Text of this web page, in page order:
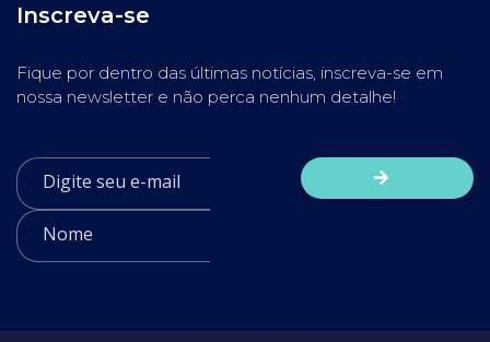
Inscreva-se
Fique por dentro das últimas notícias, inscreva-se em
nossa newsletter e não perca nenhum detalhe!